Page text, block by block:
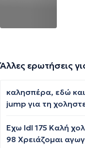
Άλλες ερωτήσεις
καλησπέρα, εδώ
jump για τη
γόνατα και τη
αγωγές για αυτά.
Έχω ldl 175 Καλή
98 Χρειάζομαι